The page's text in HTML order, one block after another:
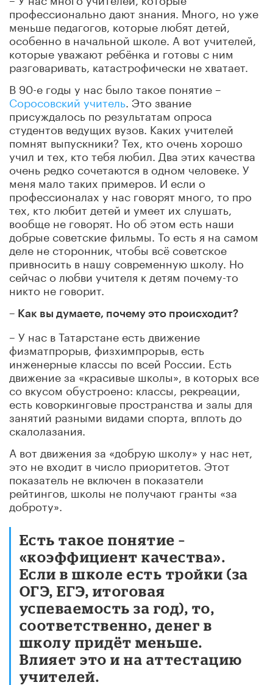
профессионально дают знания. Много, но уже
меньше педагогов, которые любят детей,
особенно в начальной школе. А вот учителей,
которые уважают ребёнка и готовы с ним
разговаривать, катастрофически не хватает.
В 90-е годы у нас было такое понятие –
Соросовский учитель . Это звание
присуждалось по результатам опроса
студентов ведущих вузов. Каких учителей
помнят выпускники? Тех, кто очень хорошо
учил и тех, ктотебя любил. Два этих качества
очень редко сочетаются в одном человеке. У
меня мало таких примеров. И если о
профессионалах у нас говорят много, то про
тех, кто любит детей и умеет их слушать,
вообще не говорят. Но об этом есть наши
добрые советские фильмы. То есть я на самом
деле не сторонник, чтобы всё советское
привносить в нашу современную школу. Но
сейчас о любви учителя к детям почему-то
никто не говорит.
– Как вы думаете, почему это происходит?
– У нас в Татарстане есть движение
физматпрорыв, физхимпрорыв, есть
инженерные классы по всей России. Есть
движение за «красивые школы», в которых все
со вкусом обустроено: классы, рекреации,
есть коворкинговые пространства и залы для
занятий разными видами спорта, вплоть до
скалолазания.
А вот движения за «добрую школу» у нас нет,
это не входит в число приоритетов. Этот
показатель не включен в показатели
рейтингов, школы не получают гранты «за
доброту».
Есть такое понятие –
«коэффициент качества».
Если в школе есть тройки (за
ОГЭ, ЕГЭ, итоговая
успеваемость за год), то,
соответственно, денег в
школу придёт меньше.
Влияет это и на аттестацию
учителей.